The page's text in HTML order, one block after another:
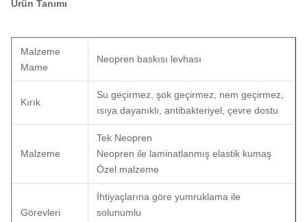
Ürün Tanımı
Malzeme
Mame
Neopren baskısı levhası
Kırık
Su geçirmez, şok geçirmez, nem geçirmez,
ısıya dayanıklı, antibakteriyel, çevre dostu
Malzeme
Tek Neopren
Neopren ile laminatlanmış elastik kumaş
Özel malzeme
Görevleri
İhtiyaçlarına göre yumruklama ile
solunumlu